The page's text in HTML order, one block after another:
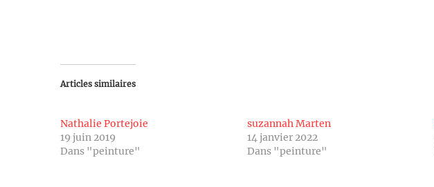
Articles similaires
Nathalie Portejoie
19 juin 2019
Dans "peinture"
suzannah Marten
14 janvier 2022
Dans "peinture"